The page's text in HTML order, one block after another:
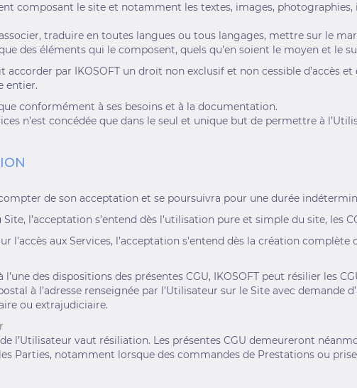
composant le site et notamment les textes, images,
traduire en toutes langues ou tous langages, mettre sur le
des éléments qui le composent, quels qu’en soient le moyen et le
accorder par IKOSOFT un droit non exclusif et non cessible d’accès
entier.
conformément à ses besoins et à la documentation.
n’est concédée que dans le seul et unique but de permettre à
de son acceptation et se poursuivra pour une durée
l’acceptation s’entend dès l’utilisation pure et simple du site, les
l’accès aux Services, l’acceptation s’entend dès la création complète
des dispositions des présentes CGU, IKOSOFT peut résilier les
à l’adresse renseignée par l’Utilisateur sur le Site avec demande
ou extrajudiciaire.
l’Utilisateur vaut résiliation. Les présentes CGU demeureront
Parties, notamment lorsque des commandes de Prestations ou